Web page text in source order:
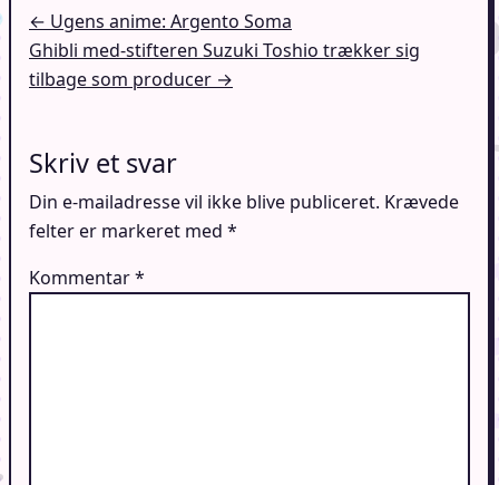
Indlægsnavigation
← Ugens anime: Argento Soma
Ghibli med-stifteren Suzuki Toshio trækker sig
tilbage som producer →
Skriv et svar
Din e-mailadresse vil ikke blive publiceret. Krævede
felter er markeret med *
Kommentar*